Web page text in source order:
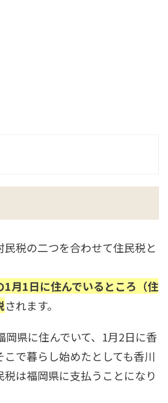
税の二つを合わせて住民税と
1月1日に住んでいるところ（住
されます。
岡県に住んでいて、1月2日に香
で暮らし始めたとしても香川
は福岡県に支払うことになり